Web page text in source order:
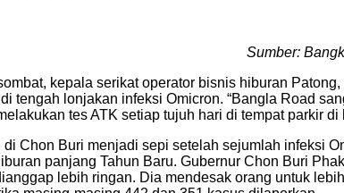
Sumber:
kepala serikat operator bisnis hiburan
tengah lonjakan infeksi Omicron. “Bangla Road
tes ATK setiap tujuh hari di tempat parkir
Chon Buri menjadi sepi setelah sejumlah infeksi
panjang Tahun Baru. Gubernur Chon Buri
lebih ringan. Dia mendesak orang untuk